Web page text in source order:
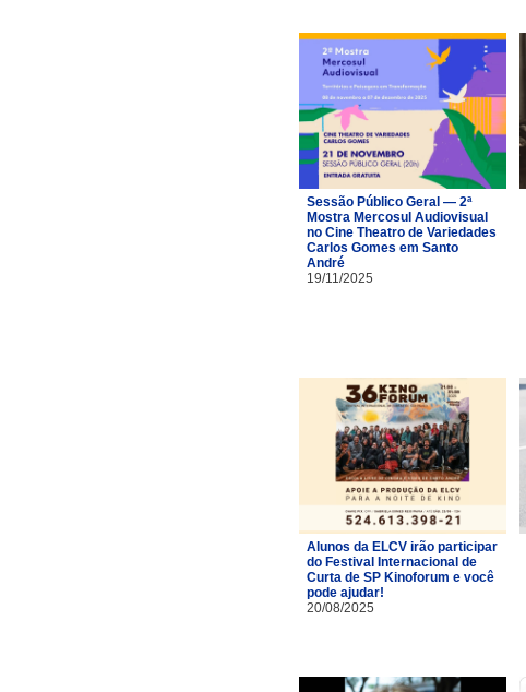
Sessão Público Geral — 2ª
Mostra Mercosul Audiovisual
no Cine Theatro de Variedades
Carlos Gomes em Santo
André
19/11/2025
Alunos da ELCV irão participar
do Festival Internacional de
Curta de SP Kinoforum e você
pode ajudar!
20/08/2025